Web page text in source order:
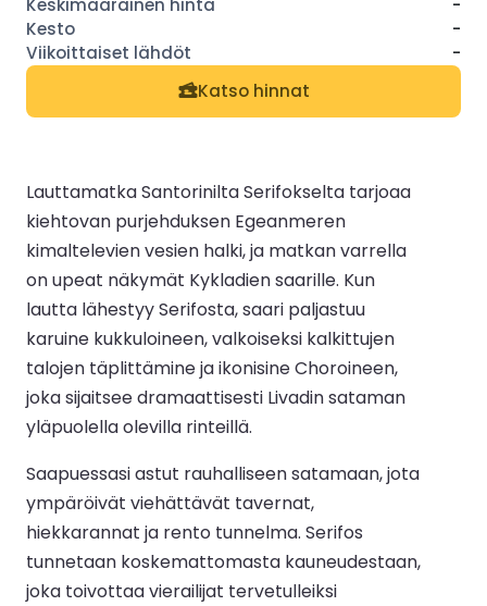
-
-
Katso hinnat
Lauttamatka Santorinilta Serifokselta tarjoaa
kiehtovan purjehduksen Egeanmeren
kimaltelevien vesien halki, ja matkan varrella
on upeat näkymät Kykladien saarille. Kun
lautta lähestyy Serifosta, saari paljastuu
karuine kukkuloineen, valkoiseksi kalkittujen
talojen täplittämine ja ikonisine Choroineen,
joka sijaitsee dramaattisesti Livadin sataman
yläpuolella olevilla rinteillä.
Saapuessasi astut rauhalliseen satamaan, jota
ympäröivät viehättävät tavernat,
hiekkarannat ja rento tunnelma. Serifos
tunnetaan koskemattomasta kauneudestaan,
joka toivottaa vierailijat tervetulleiksi